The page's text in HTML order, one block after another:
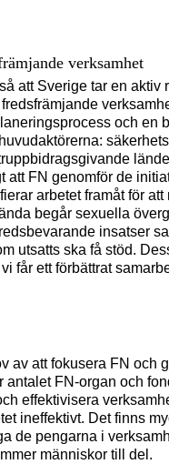
verksamhet
att Sverige tar en aktiv
och en
att FN genomför de
arbetet framåtför att
begår sexuella överg
insatser
utsatts ska få stöd.
får ett förbättrat
av att fokusera FN och
antalet FN-organ och
effektivisera
ineffektivt. Det finns
de pengarna i
människor till del.